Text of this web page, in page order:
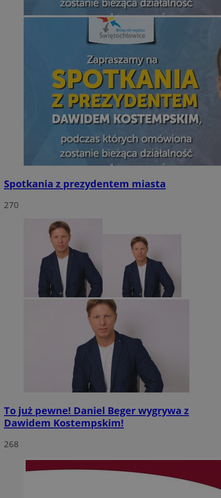
Spotkania z prezydentem miasta
270
To już pewne! Daniel Beger wygrywa z
Dawidem Kostempskim!
268